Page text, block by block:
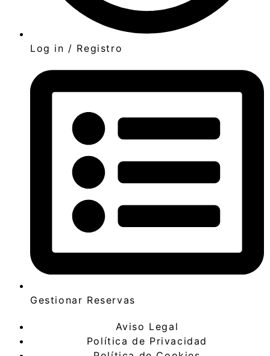
Log in / Registro
Gestionar Reservas
Aviso Legal
Política de Privacidad